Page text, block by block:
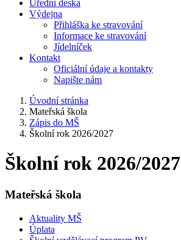
Úřední deska
Výdejna
Přihláška ke stravování
Informace ke stravování
Jídelníček
Kontakt
Oficiální údaje a kontakty
Napište nám
Úvodní stránka
Mateřská škola
Zápis do MŠ
Školní rok 2026/2027
Školní rok 2026/2027
Mateřská škola
Aktuality MŠ
Úplata